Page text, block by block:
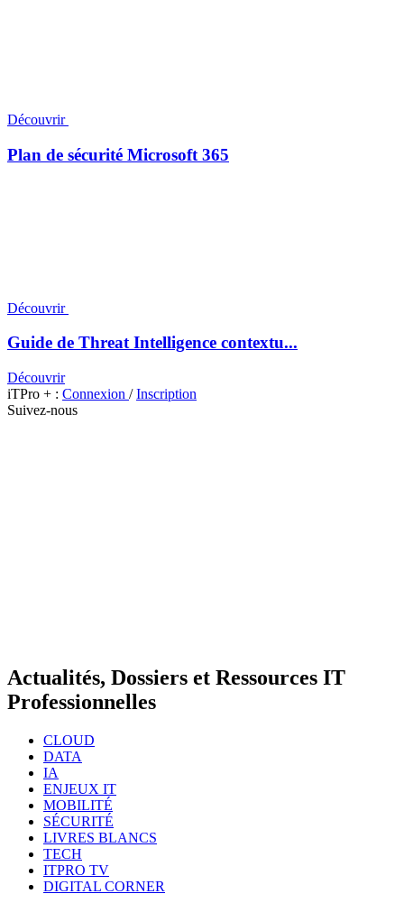
Découvrir
Plan de sécurité Microsoft 365
Découvrir
Guide de Threat Intelligence contextu...
Découvrir
iTPro + : Connexion /Inscription
Suivez-nous
Actualités, Dossiers et Ressources IT
Professionnelles
CLOUD
DATA
IA
ENJEUX IT
MOBILITÉ
SÉCURITÉ
LIVRES BLANCS
TECH
ITPRO TV
DIGITAL CORNER